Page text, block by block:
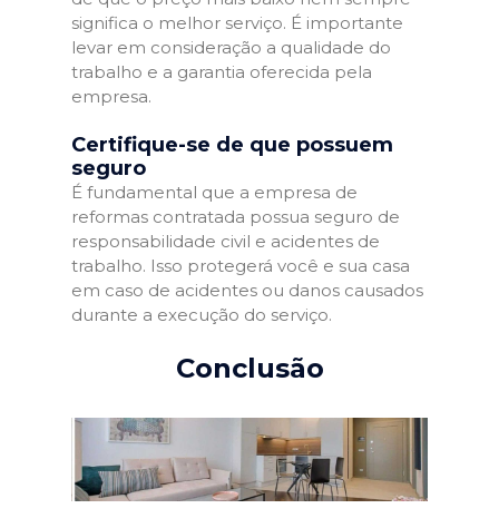
significa o melhor serviço. É importante
levar em consideração a qualidade do
trabalho e a garantia oferecida pela
empresa.
Certifique-se de que possuem
seguro
É fundamental que a empresa de
reformas contratada possua seguro de
responsabilidade civil e acidentes de
trabalho. Isso protegerá você e sua casa
em caso de acidentes ou danos causados
durante a execução do serviço.
Conclusão